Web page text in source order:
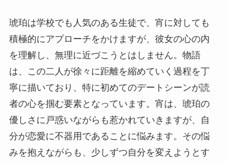
琥珀は学校でも人気のある生徒で、宵に対しても
積極的にアプローチをかけますが、彼女の心の内
を理解し、無理に近づこうとはしません。物語
は、この二人が徐々に距離を縮めていく過程を丁
寧に描いており、特に初めてのデートシーンが読
者の心を掴む要素となっています。宵は、琥珀の
優しさに戸惑いながらも惹かれていきますが、自
分が恋愛に不器用であることに悩みます。その悩
みを抱えながらも、少しずつ自分を変えようとす